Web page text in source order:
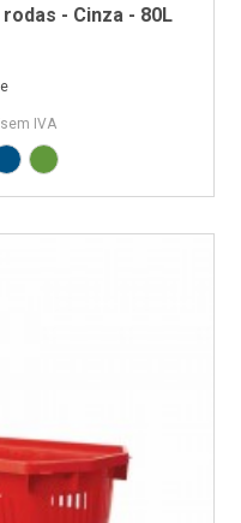
- Cinza - 80L
IVA
RAL1003
RAL2008
Azul RAL5005
Verde RAL6018